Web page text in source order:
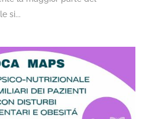
si...